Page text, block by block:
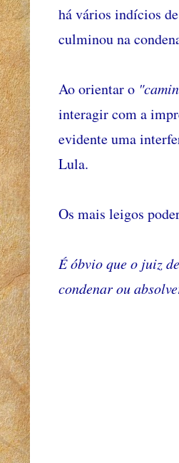
há vários indícios
culminou na
Ao orientar o
interagir com a
evidente uma
Lula.
Os mais leigos
É óbvio que o juiz
condenar ou